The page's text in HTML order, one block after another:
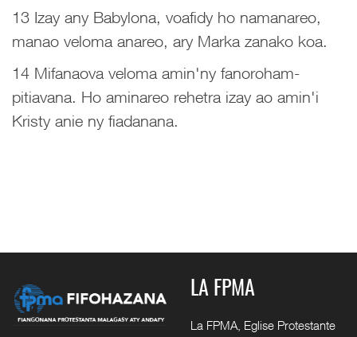
13 Izay any Babylona, voafidy ho namanareo,
manao veloma anareo, ary Marka zanako koa.
14 Mifanaova veloma amin'ny fanoroham-
pitiavana. Ho aminareo rehetra izay ao amin'i
Kristy anie ny fiadanana.
LA FPMA
La FPMA, Eglise Protestante